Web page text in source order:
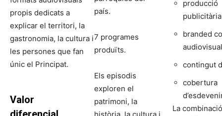
propis dedicats a
explicar el territori, la
gastronomia, la cultura i
les persones que fan
únic el Principat.
Valor
país.
7 programes
produïts.
Els episodis
exploren el
patrimoni, la
producció
publicitària
branded
audiovisual
contingut
cobertura
La